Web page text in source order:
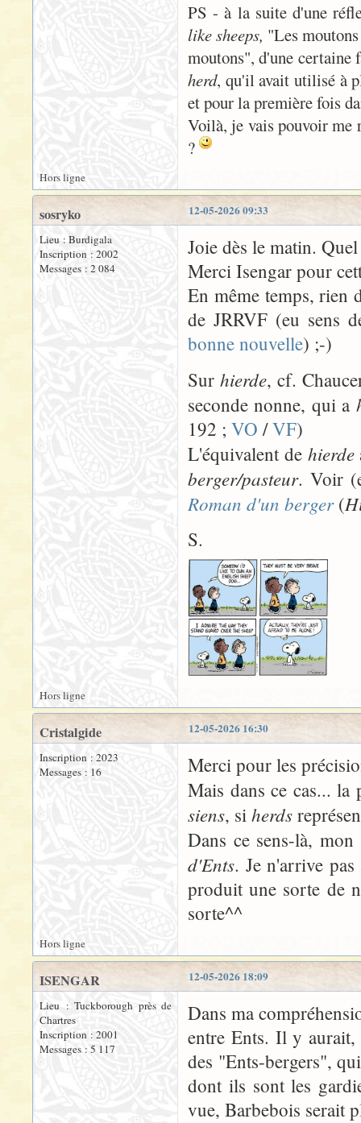
PS - à la suite d'une
like sheeps, "Les
moutons", d'une certaine
herd, qu'il avait utilisé à
et pour la première fois
Voilà, je vais pouvoir me
?
Hors ligne
12-05-2026 09:33
sosryko
Lieu : Burdigala
Inscription : 2002
Messages : 2 084
Joie dès le matin.
Merci Isengar pour
En même temps, rien
de JRRVF (eu sens
bonne nouvelle) ;-)
Surhierde, cf.
seconde nonne, qui a
192 ; VO /VF)
L'équivalent de hierde
berger/pasteur. Voir
Roman d'un berger(
S.
Hors ligne
12-05-2026 16:30
Cristalgide
Inscription : 2023
Messages : 16
Merci pour les
Mais dans ce cas...
siens, si herds
Dans ce sens-là,
d'Ents. Je n'arrive
produit une sorte de
sorte^^
Hors ligne
12-05-2026 18:09
ISENGAR
Lieu : Tuckborough près de
Chartres
Inscription : 2001
Messages : 5 117
Dans ma
entre Ents. Il y aurait,
des "Ents-bergers",
dont ils sont les
vue, Barbebois serait